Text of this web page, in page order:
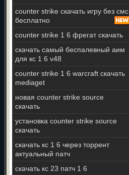
counter strike скачать игру без смс
бесплатно
counter strike 1 6 фрегат скачать
скачать самый беспалевный аим
для кс 1 6 v48
counter strike 1 6 warcraft скачать
mediaget
новая counter strike source
скачать
установка counter strike source
скачать
скачать кс 1 6 через торрент
актуальный патч
скачать кс 23 патч 1 6